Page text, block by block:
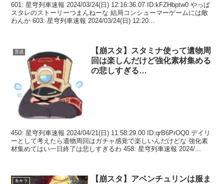
601: 星穹列車速報 2024/03/24(日) 12:16:36.07 ID:kFZHbptw0 やっぱ
スタレのストーリーつまんねーな 結局コンシューマーゲームには敵
わんか 603: 星穹列車速報 2024/03/24(日) 12:20...
育成
【崩スタ】スタミナ使って遺物周
回は楽しんだけど強化素材集める
の悲しすぎる…
450: 星穹列車速報 2024/04/21(日) 11:58:29.00 ID:qrB6PrOQ0 デイリ
ーとして考えたら遺物周回はガチャ感覚で楽しいんだけどな 強化素
材集めてはい一日終了は悲しすぎるわ 458: 星穹列車速報 2024/...
キャラ
【崩スタ】アベンチュリンは服ま